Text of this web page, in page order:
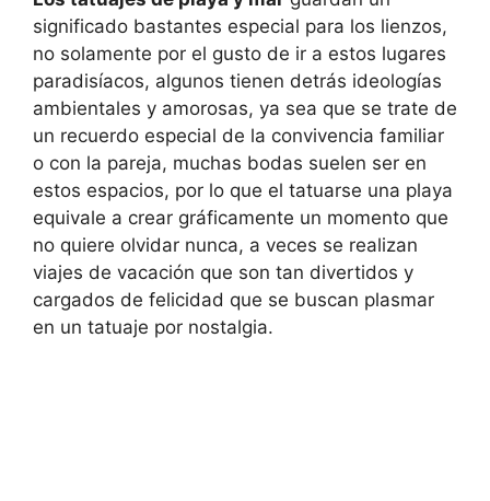
significado bastantes especial para los lienzos,
no solamente por el gusto de ir a estos lugares
paradisíacos, algunos tienen detrás ideologías
ambientales y amorosas, ya sea que se trate de
un recuerdo especial de la convivencia familiar
o con la pareja, muchas bodas suelen ser en
estos espacios, por lo que el tatuarse una playa
equivale a crear gráficamente un momento que
no quiere olvidar nunca, a veces se realizan
viajes de vacación que son tan divertidos y
cargados de felicidad que se buscan plasmar
en un tatuaje por nostalgia.